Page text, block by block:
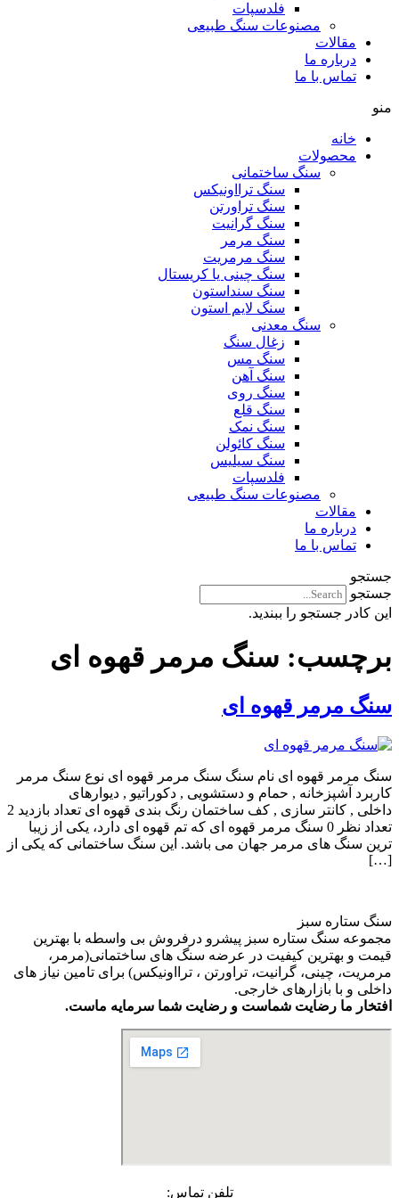
فلدسپات
مصنوعات سنگ طبیعی
مقالات
درباره ما
تماس با ما
منو
خانه
محصولات
سنگ ساختمانی
سنگ ترااونیکس
سنگ تراورتن
سنگ گرانیت
سنگ مرمر
سنگ مرمریت
سنگ چینی یا کریستال
سنگ سنداستون
سنگ لایم استون
سنگ معدنی
زغال سنگ
سنگ مس
سنگ آهن
سنگ روی
سنگ قلع
سنگ نمک
سنگ کائولن
سنگ سیلیس
فلدسپات
مصنوعات سنگ طبیعی
مقالات
درباره ما
تماس با ما
جستجو
جستجو
این کادر جستجو را ببندید.
برچسب: سنگ مرمر قهوه ای
سنگ مرمر قهوه ای
سنگ مرمر قهوه ای نام سنگ سنگ مرمر قهوه ای نوع سنگ مرمر
کاربرد آشپزخانه , حمام و دستشویی , دکوراتیو , دیوارهای
داخلی , کانتر سازی , کف ساختمان رنگ بندی قهوه ای تعداد بازدید 2
تعداد نظر 0 سنگ مرمر قهوه ای که تم قهوه ای دارد، یکی از زیبا
ترین سنگ های مرمر جهان می باشد. این سنگ ساختمانی که یکی از
[…]
سنگ ستاره سبز
مجموعه سنگ ستاره سبز پیشرو درفروش بی واسطه با بهترین
قیمت و بهترین کیفیت در عرضه سنگ های ساختمانی(مرمر،
مرمریت، چینی، گرانیت، تراورتن ، ترااونیکس) برای تامین نیاز های
داخلی و با بازارهای خارجی.
افتخار ما رضایت شماست و رضایت شما سرمایه ماست.
تلفن تماس: